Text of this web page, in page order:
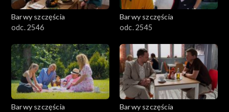
Barwy szczęścia
odc. 2546
Barwy szczęścia
odc. 2545
Barwy szczęścia
Barwy szczęścia